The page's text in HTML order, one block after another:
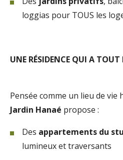
loggias pour TOUS les
UNE RÉSIDENCE QUI A TOUT
Pensée comme un lieu de
Jardin Hanaé propose :
Des appartements du
lumineux et traversants